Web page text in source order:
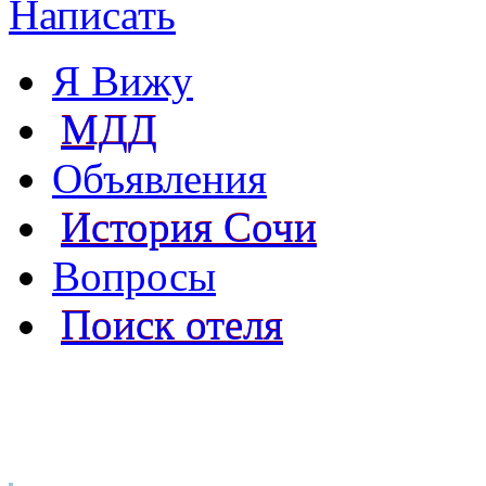
Написать
Я Вижу
МДД
Объявления
История Сочи
Вопросы
Поиск отеля